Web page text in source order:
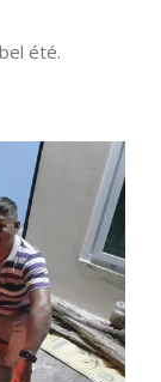
été.